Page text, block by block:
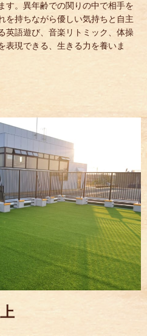
す。異年齢での関りの中で相手を
を持ちながら優しい気持ちと自主
英語遊び、音楽リトミック、体操
表現できる、生きる力を養いま